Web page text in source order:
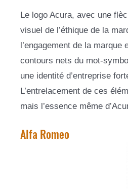
Le logo Acura, avec une
visuel de l’éthique de la
l’engagement de la
contours nets du mot-
une identité d’entreprise
L’entrelacement de ces
mais l’essence même
Alfa Romeo